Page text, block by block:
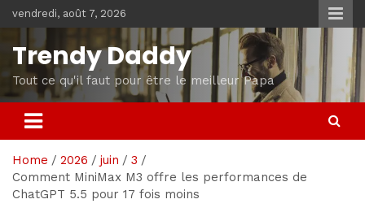
to
content
vendredi, août 7, 2026
Trendy Daddy
Tout ce qu'il faut pour être le meilleur Papa
Home 2026 juin
3
Comment MiniMax M3 offre les performances de
ChatGPT 5.5 pour 17 fois moins